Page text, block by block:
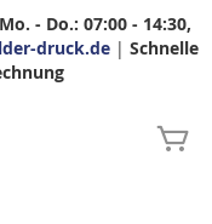
Mo. - Do.: 07:00 - 14:30,
druck.de| Schnelle